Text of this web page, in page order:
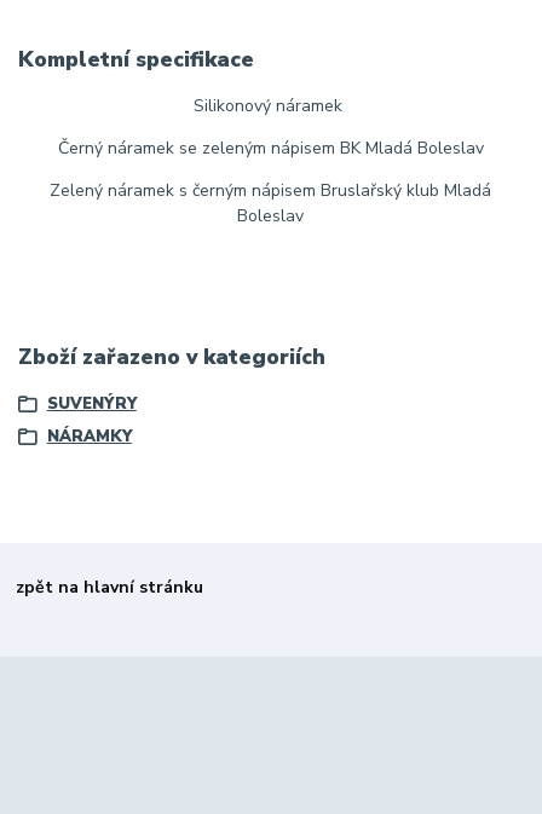
Kompletní specifikace
Silikonový náramek
Černý náramek se zeleným nápisem BK Mladá Boleslav
Zelený náramek s černým nápisem Bruslařský klub Mladá
Boleslav
Zboží zařazeno v kategoriích
SUVENÝRY
NÁRAMKY
zpět na hlavní stránku